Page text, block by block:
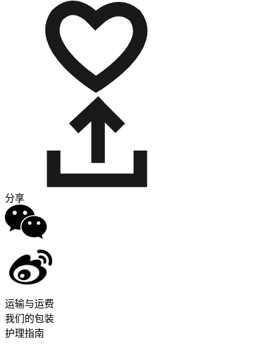
分享
运输与运费
我们的包装
护理指南